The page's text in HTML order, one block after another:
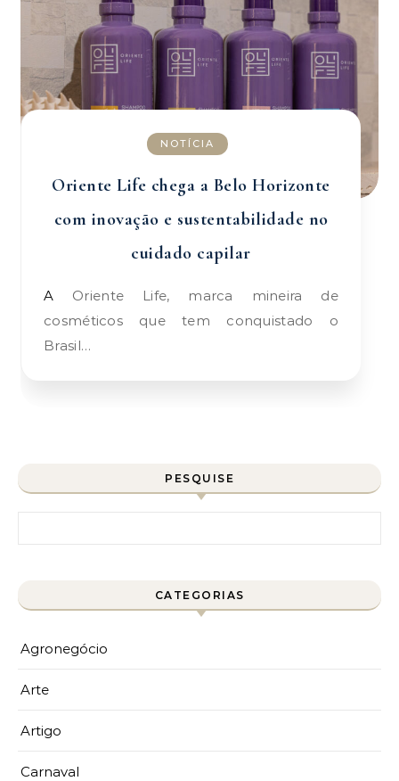
NOTÍCIA
Oriente Life chega a Belo Horizonte
com inovação e sustentabilidade no
cuidado capilar
A Oriente Life, marca mineira de
cosméticos que tem conquistado o
Brasil…
PESQUISE
CATEGORIAS
Agronegócio
Arte
Artigo
Carnaval